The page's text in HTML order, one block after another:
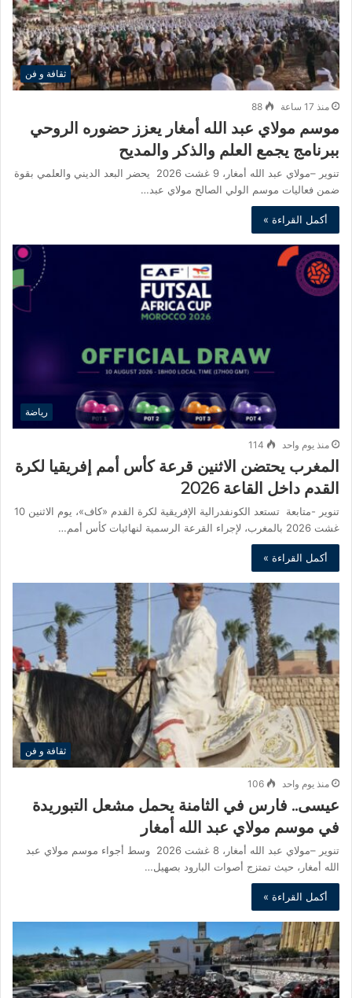
ثقافة و فن
منذ 17 ساعة 88
موسم مولاي عبد الله أمغار يعزز حضوره الروحي
ببرنامج يجمع العلم والذكر والمديح
تنوير –مولاي عبد الله أمغار، 9 غشت 2026 يحضر البعد الديني والعلمي بقوة
ضمن فعاليات موسم الولي الصالح مولاي عبد…
أكمل القراءة »
رياضة
منذ يوم واحد 114
المغرب يحتضن الاثنين قرعة كأس أمم إفريقيا لكرة
القدم داخل القاعة 2026
تنوير -متابعة تستعد الكونفدرالية الإفريقية لكرة القدم «كاف»، يوم الاثنين 10
غشت 2026 بالمغرب، لإجراء القرعة الرسمية لنهائيات كأس أمم…
أكمل القراءة »
ثقافة و فن
منذ يوم واحد 106
عيسى.. فارس في الثامنة يحمل مشعل التبوريدة
في موسم مولاي عبد الله أمغار
تنوير –مولاي عبد الله أمغار، 8 غشت 2026 وسط أجواء موسم مولاي عبد
الله أمغار، حيث تمتزج أصوات البارود بصهيل…
أكمل القراءة »